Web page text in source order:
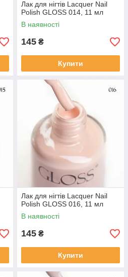
Лак для нігтів Lacquer Nail
Polish GLOSS 014, 11 мл
В наявності
145 ₴
Купити
Лак для нігтів Lacquer Nail
Polish GLOSS 016, 11 мл
В наявності
145 ₴
Купити